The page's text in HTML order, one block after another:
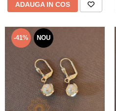
ADAUGA IN COS
-41% NOU